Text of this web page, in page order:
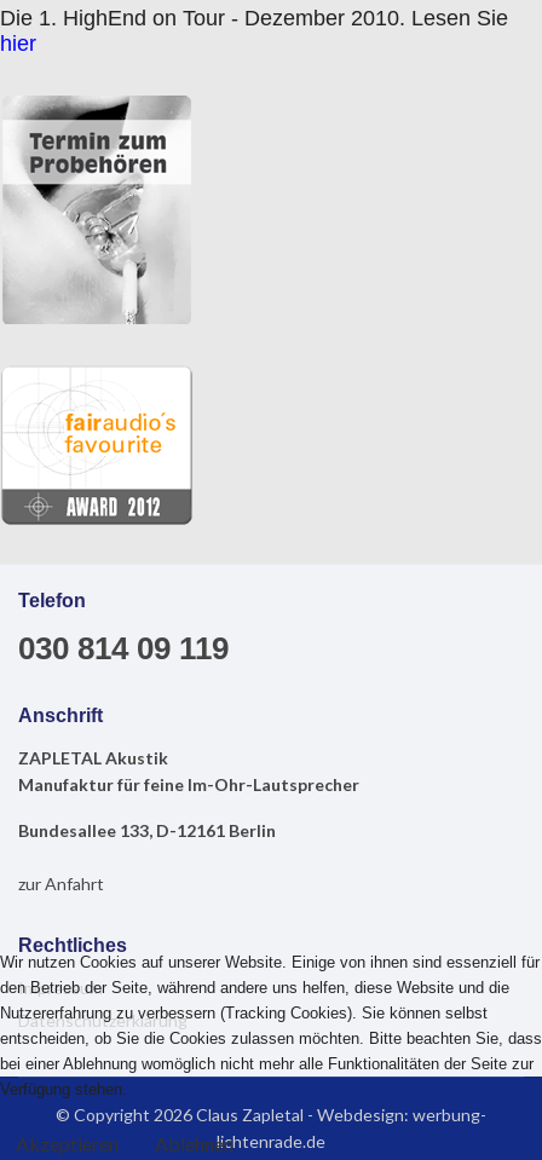
Die 1. HighEnd on Tour - Dezember 2010. Lesen Sie
hier
Telefon
030 814 09 119
Anschrift
ZAPLETAL Akustik
Manufaktur für feine Im-Ohr-Lautsprecher
Bundesallee 133, D-12161 Berlin
zur Anfahrt
Rechtliches
Impressum
Datenschutzerklärung
© Copyright 2026 Claus Zapletal - Webdesign: werbung-
lichtenrade.de
Wir nutzen Cookies auf unserer Website. Einige von ihnen sind essenziell für
den Betrieb der Seite, während andere uns helfen, diese Website und die
Nutzererfahrung zu verbessern (Tracking Cookies). Sie können selbst
entscheiden, ob Sie die Cookies zulassen möchten. Bitte beachten Sie, dass
bei einer Ablehnung womöglich nicht mehr alle Funktionalitäten der Seite zur
Verfügung stehen.
Akzeptieren Ablehnen